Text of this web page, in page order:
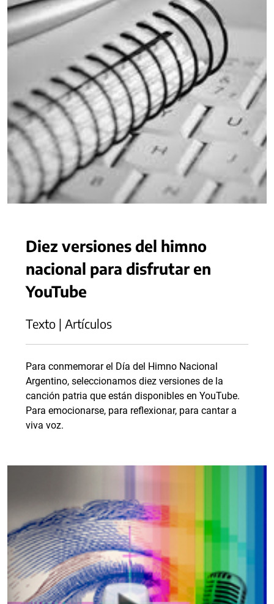
Diez versiones del himno
nacional para disfrutar en
YouTube
Texto | Artículos
Para conmemorar el Día del Himno Nacional
Argentino, seleccionamos diez versiones de la
canción patria que están disponibles en YouTube.
Para emocionarse, para reflexionar, para cantar a
viva voz.